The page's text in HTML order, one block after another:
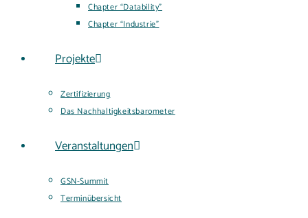
Chapter “Datability”
Chapter “Industrie”
Projekte
Zertifizierung
Das Nachhaltigkeitsbarometer
Veranstaltungen
GSN-Summit
Terminübersicht